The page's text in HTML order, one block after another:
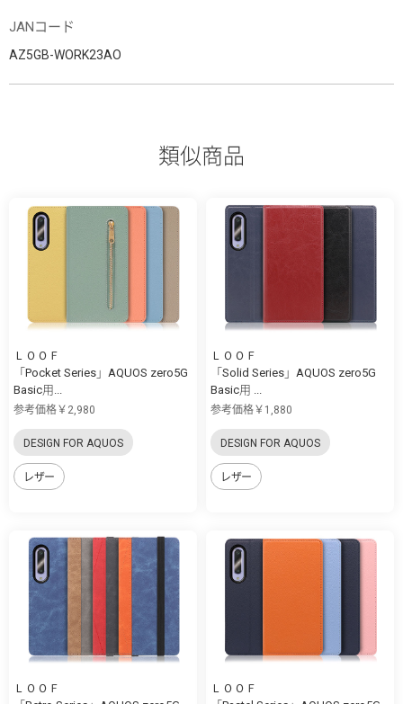
JANコード
AZ5GB-WORK23AO
類似商品
ＬＯＯＦ
「Pocket Series」AQUOS zero5G
Basic用...
参考価格￥2,980
DESIGN FOR AQUOS
レザー
ＬＯＯＦ
「Solid Series」AQUOS zero5G
Basic用 ...
参考価格￥1,880
DESIGN FOR AQUOS
レザー
ＬＯＯＦ
ＬＯＯＦ